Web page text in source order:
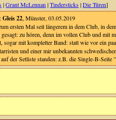
|Grant McLennan |Tindersticks|Die Türen]
Gleis 22, Münster, 03.05.2019
ersten Mal seit längerem in dem Club, in
gesagt: zu hören, denn im vollen Club und mit
sogar mit kompletter Band: statt wie vor ein
und einer mir unbekannten
auf der Setliste standen: z.B. die Single-B-